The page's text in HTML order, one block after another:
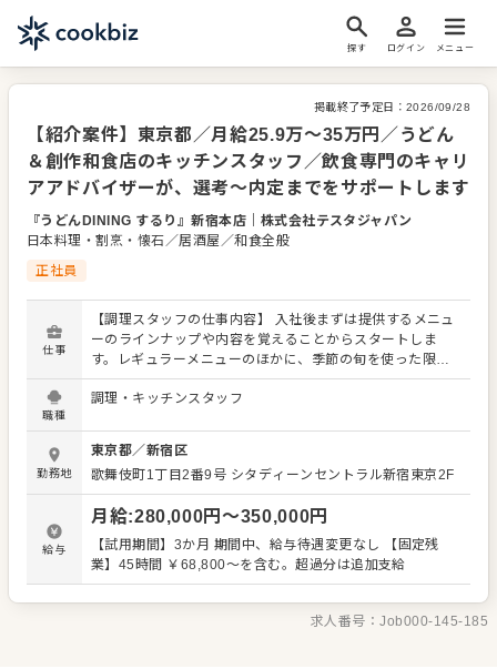
探す ログイン メニュー
掲載終了予定日： 2026/09/28
【紹介案件】東京都／月給25.9万〜35万円／うどん
＆創作和食店のキッチンスタッフ／飲食専門のキャリ
アアドバイザーが、選考～内定までをサポートします
『うどんDINING するり』新宿本店
株式会社テスタジャパン
日本料理・割烹・懐石／居酒屋／和食全般
正社員
仕事
【調理スタッフの仕事内容】 入社後まずは提供するメニュ
ーのラインナップや内容を覚えることからスタートしま
す。レギュラーメニューのほかに、季節の旬を使った限定
メニューを提供することもありますので、これまでの調理
経験に加え、さまざまなスキルを習得してください。 料理
想から生まれる新作を期待しています。よりよいお店づく
りのためのオペレーション改善や構築についてのアイデア
も大歓迎です。 【具体的には…】 ・仕込みや盛り付けなど
カンタンな調理からスタート ・全体の流れを学んで調理全
般を担当 ・仕入れや在庫管理などキッチンの管理業務 ・ま
かないづくり ・後輩スタッフやアルバイトスタッフの教育
・料理長の補助 ・新メニュー提案 など 入社後はスキルに
げていきましょう。先輩スタッフがあなたの成長をサポー
トしますので、経験が浅い方も安心してスタートできる環
職種
調理・キッチンスタッフ
勤務地
東京都／新宿区
歌舞伎町1丁目2番9号 シタディーンセントラル新宿東京2F
給与
月給:280,000円〜350,000円
【試用期間】3か月 期間中、給与待遇変更なし 【固定残
業】45時間 ￥68,800～を含む。超過分は追加支給
求人番号：Job000-145-185